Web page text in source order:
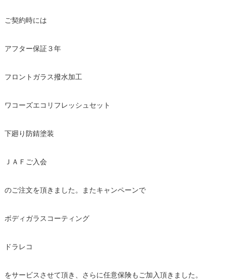
ご契約時には
アフター保証３年
フロントガラス撥水加工
ワコーズエコリフレッシュセット
下廻り防錆塗装
ＪＡＦご入会
のご注文を頂きました。またキャンペーンで
ボディガラスコーティング
ドラレコ
をサービスさせて頂き、さらに任意保険もご加入頂きました。